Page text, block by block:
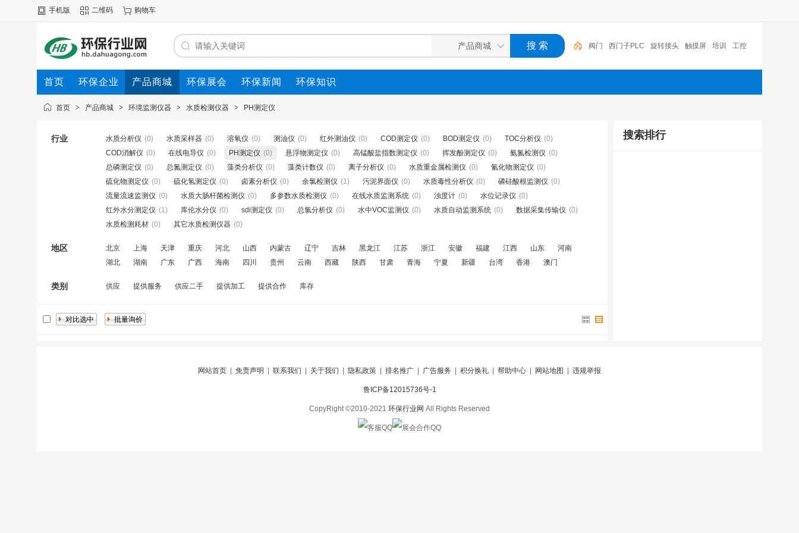
手机版 二维码 购物车
阀门 西门子PLC 旋转接头 触摸屏 培训 工控
工控机 变送器 球阀 plc 阀门
首页 环保企业 产品商城 环保展会 环保新闻 环保知识
首页 > 产品商城 > 环境监测仪器 > 水质检测仪器 > PH测定仪
行业 水质分析仪 (0) 水质采样器 (0) 溶氧仪 (0) 测油仪 (0) 红外测油仪 (0) COD测定仪 (0) BOD测定仪 (0) TOC分析仪 (0)
COD消解仪 (0) 在线电导仪 (0) PH测定仪 (0) 悬浮物测定仪 (0) 高锰酸盐指数测定仪 (0) 挥发酚测定仪 (0) 氨氮检测仪 (0)
总磷测定仪 (0) 总氮测定仪 (0) 藻类分析仪 (0) 藻类计数仪 (0) 离子分析仪 (0) 水质重金属检测仪 (0) 氰化物测定仪 (0)
硫化物测定仪 (0) 硫化氢测定仪 (0) 卤素分析仪 (0) 余氯检测仪 (1) 污泥界面仪 (0) 水质毒性分析仪 (0) 磷硅酸根监测仪 (0)
流量流速监测仪 (0) 水质大肠杆菌检测仪 (0) 多参数水质检测仪 (0) 在线水质监测系统 (0) 浊度计 (0) 水位记录仪 (0)
红外水分测定仪 (1) 库伦水分仪 (0) sdi测定仪 (0) 总氯分析仪 (0) 水中VOC监测仪 (0) 水质自动监测系统 (0) 数据采集传输仪 (0)
水质检测耗材 (0) 其它水质检测仪器 (0)
地区 北京 上海 天津 重庆 河北 山西 内蒙古 辽宁 吉林 黑龙江 江苏 浙江 安徽 福建 江西 山东
河南
湖北
湖南 广东 广西 海南 四川 贵州 云南 西藏 陕西 甘肃 青海 宁夏 新疆 台湾 香港 澳门
类别 供应 提供服务 供应二手 提供加工 提供合作 库存
搜索排行
网站首页 免责声明 联系我们 关于我们 隐私政策 排名推广 广告服务 积分换礼 帮助中心 网站地图 违规举报
鲁ICP备12015736号-1
CopyRight ©2010-2021 环保行业网 All Rights Reserved